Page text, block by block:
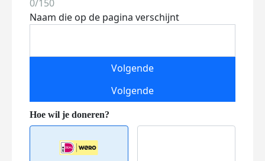
0/150
Naam die op de pagina verschijnt
Volgende
Volgende